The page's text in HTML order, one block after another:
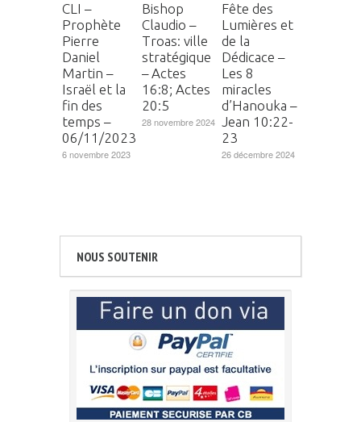
CLI –
Prophète
Pierre
Daniel
Martin –
Israël et la
fin des
temps –
06/11/2023
6 novembre 2023
Bishop
Claudio –
Troas: ville
stratégique
– Actes
16:8; Actes
20:5
28 novembre 2024
Fête des
Lumières et
de la
Dédicace –
Les 8
miracles
d’Hanouka –
Jean 10:22-
23
26 décembre 2024
NOUS SOUTENIR